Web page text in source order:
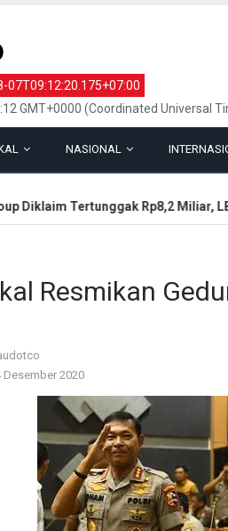
07T09:12:20.175+07:00
GMT+0000 (Coordinated Universal
NASIONAL
Diklaim Tertunggak Rp8,2 Miliar,
Resmikan
Desember 2020